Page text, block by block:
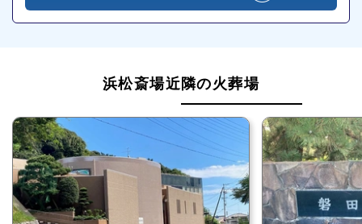
浜松斎場近隣の火葬場